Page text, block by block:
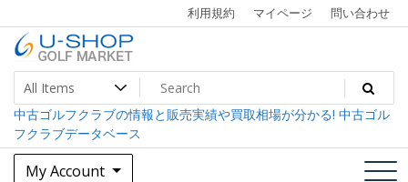
to
content
利用規約 マイページ 問い合わせ
U-SHOP Golf Market dev
中古ゴルフクラブ最大級！U-SHOPゴルフマーケット
中古ゴルフクラブの情報と販売実績や買取相場が分かる! 中古ゴル
フクラブデータベース
My Account